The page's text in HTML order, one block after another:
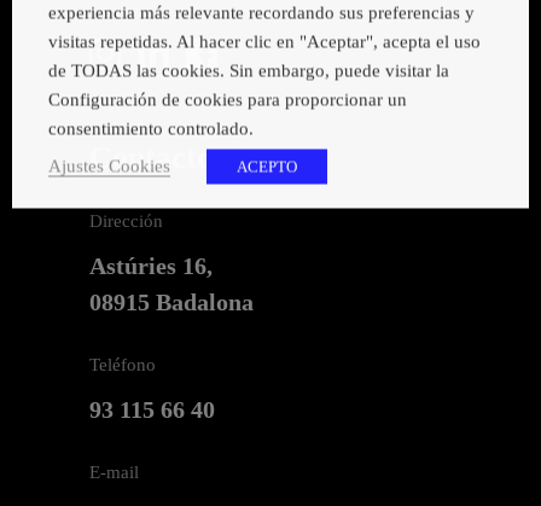
Contacto
Dirección
Astúries 16,
08915 Badalona
Teléfono
93 115 66 40
E-mail
experiencia más relevante recordando sus preferencias y
visitas repetidas. Al hacer clic en "Aceptar", acepta el uso
de TODAS las cookies. Sin embargo, puede visitar la
Configuración de cookies para proporcionar un
consentimiento controlado.
Ajustes Cookies
ACEPTO